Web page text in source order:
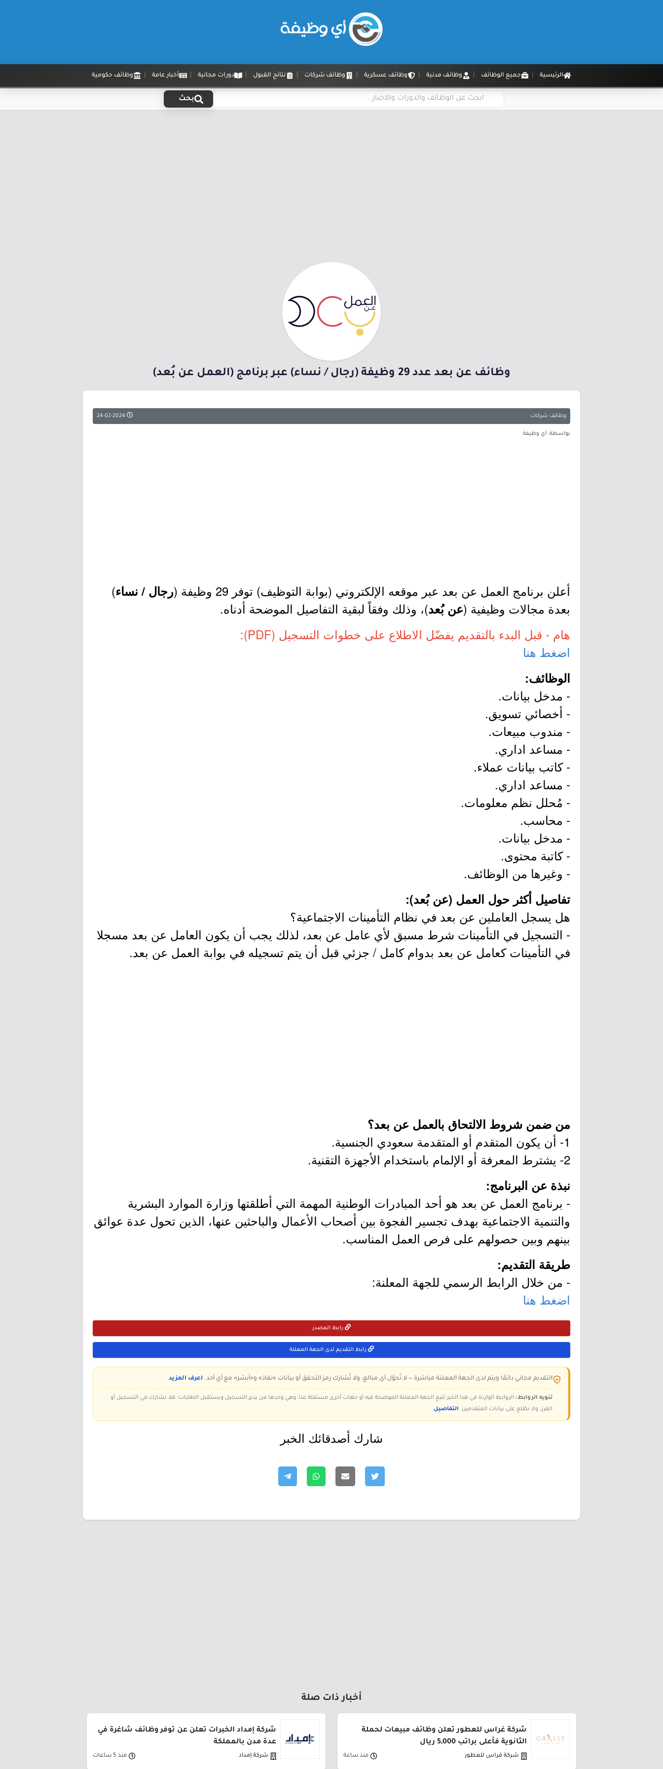
الرئيسية جميع الوظائف وظائف مدنية وظائف عسكرية وظائف شركات نتائج القبول دورات مجانية أخبار عامة وظائف حكومية
بحث
وظائف عن بعد عدد 29 وظيفة (رجال / نساء) عبر برنامج (العمل عن بُعد)
وظائف شركات
بواسطة: أي وظيفة
أعلن برنامج العمل عن بعد عبر موقعه الإلكتروني (بوابة التوظيف) توفر 29 وظيفة ( رجال / نساء)
بعدة مجالات وظيفية (عن بُعد)، وذلك وفقاً لبقية التفاصيل الموضحة أدناه.
هام - قبل البدء بالتقديم يفضّل الاطلاع على خطوات التسجيل (PDF):
اضغط هنا
الوظائف:
- مدخل بيانات.
- أخصائي تسويق.
- مندوب مبيعات.
- مساعد اداري.
- كاتب بيانات عملاء.
- مساعد اداري.
- مُحلل نظم معلومات.
- محاسب.
- مدخل بيانات.
- كاتبة محتوى.
- وغيرها من الوظائف.
تفاصيل أكثر حول العمل (عن بُعد):
هل يسجل العاملين عن بعد في نظام التأمينات الاجتماعية؟
- التسجيل في التأمينات شرط مسبق لأي عامل عن بعد، لذلك يجب أن يكون العامل عن بعد مسجلا
في التأمينات كعامل عن بعد بدوام كامل / جزئي قبل أن يتم تسجيله في بوابة العمل عن بعد.
من ضمن شروط الالتحاق بالعمل عن بعد؟
1- أن يكون المتقدم أو المتقدمة سعودي الجنسية.
2- يشترط المعرفة أو الإلمام باستخدام الأجهزة التقنية.
نبذة عن البرنامج:
- برنامج العمل عن بعد هو أحد المبادرات الوطنية المهمة التي أطلقتها وزارة الموارد البشرية
والتنمية الاجتماعية بهدف تجسير الفجوة بين أصحاب الأعمال والباحثين عنها، الذين تحول عدة عوائق
بينهم وبين حصولهم على فرص العمل المناسب.
طريقة التقديم:
- من خلال الرابط الرسمي للجهة المعلنة:
اضغط هنا
رابط المصدر
رابط التقديم لدى الجهة المعلنة
التقديم مجاني دائمًا ويتم لدى الجهة المعلنة مباشرة — لا تُحوّل أي مبالغ، ولا تُشارك رمز التحقق أو بيانات «نفاذ» و«أبشر» مع أي أحد. اعرف المزيد
تنويه الروابط: الروابط الواردة في هذا الخبر تتبع الجهة المعلنة الموضحة فيه أو جهات أخرى مستقلة عنا، وهي وحدها من يدير التسجيل ويستقبل الطلبات؛ فلا نشارك في التسجيل أو
الفرز، ولا نطّلع على بيانات المتقدمين. التفاصيل
شارك أصدقائك الخبر
أخبار ذات صلة
شركة غراس للعطور تعلن وظائف مبيعات لحملة
الثانوية فأعلى براتب 5,000 ريال
شركة قراس للعطور منذ ساعة
شركة إمداد الخبرات تعلن عن توفر وظائف شاغرة في
عدة مدن بالمملكة
شركة إمداد منذ 5 ساعات